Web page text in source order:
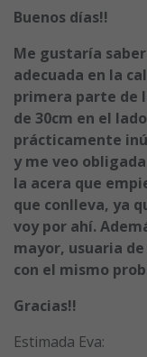
Buenos días!!
Me gustaría
adecuada en la
primera parte de
de 30cm en el
prácticamente
y me veo
la acera que
que conlleva, ya
voy por ahí.
mayor, usuaria
con el mismo
Gracias!!
Estimada Eva: